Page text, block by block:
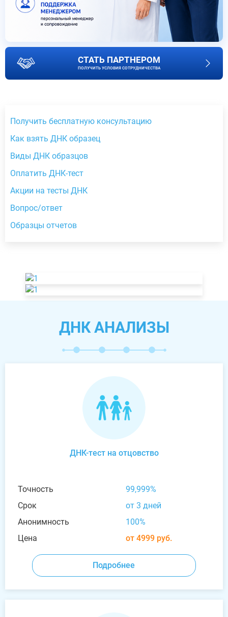
СТАТЬ ПАРТНЕРОМ
ПОЛУЧИТЬ УСЛОВИЯ СОТРУДНИЧЕСТВА
Получить бесплатную консультацию
Как взять ДНК образец
Виды ДНК образцов
Оплатить ДНК-тест
Акции на тесты ДНК
Вопрос/ответ
Образцы отчетов
ДНК АНАЛИЗЫ
ДНК-тест на отцовство
Точность
99,999%
Срок
от 3 дней
Анонимность
100%
Цена
от 4999 руб.
Подробнее